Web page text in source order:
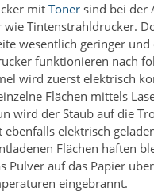
mit Toner sind bei der
wie Tintenstrahldrucker.
wesentlich geringer und
funktionieren nach
wird zuerst elektrisch
Flächen mittels
wird der Staub auf die
ebenfalls elektrisch
Flächen haften
Pulver auf das Papier
eingebrannt.